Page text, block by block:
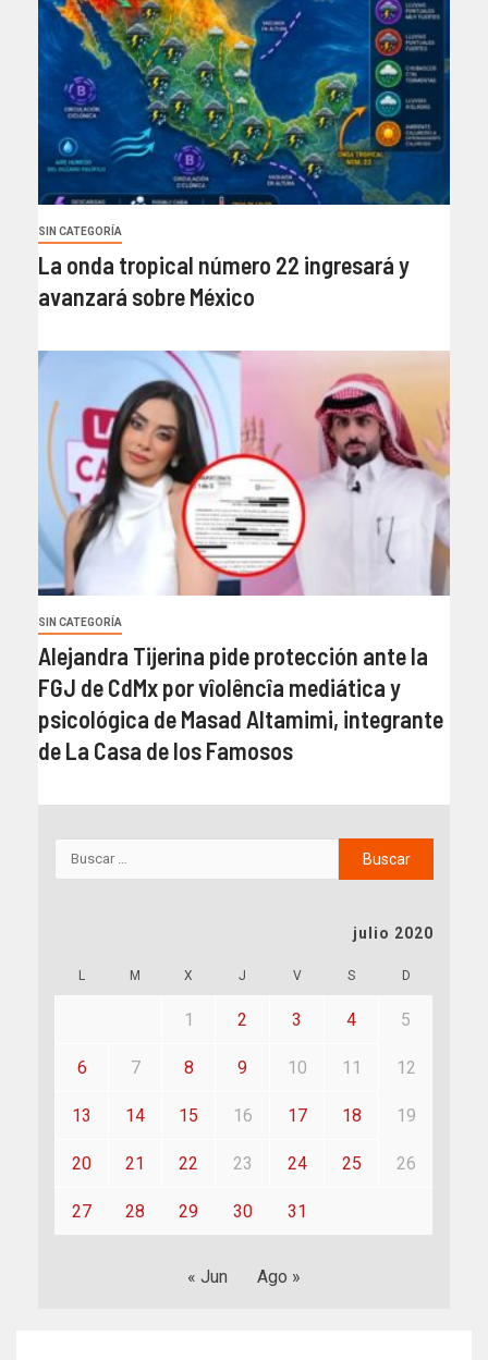
SIN CATEGORÍA
La onda tropical número 22 ingresará y
avanzará sobre México
SIN CATEGORÍA
Alejandra Tijerina pide protección ante la
FGJ de CdMx por vîolêncîa mediática y
psicológica de Masad Altamimi, integrante
de La Casa de los Famosos
julio 2020
L M X J V S D
1 2 3 4 5
6 7 8 9 10 11 12
13 14 15 16 17 18 19
20 21 22 23 24 25 26
27 28 29 30 31
« Jun Ago »